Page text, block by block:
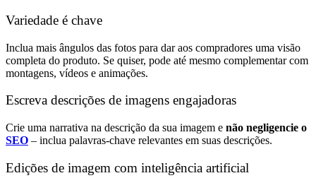
Variedade é chave
Inclua mais ângulos das fotos para dar aos compradores uma visão
completa do produto. Se quiser, pode até mesmo complementar com
montagens, vídeos e animações.
Escreva descrições de imagens engajadoras
Crie uma narrativa na descrição da sua imagem e não negligencie o
SEO – inclua palavras-chave relevantes em suas descrições.
Edições de imagem com inteligência artificial